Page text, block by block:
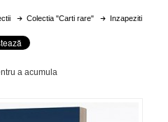
Colectia "Carti rare" Inzapeziti
a acumula